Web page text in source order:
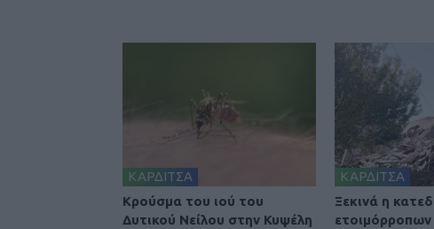
ΚΑΡΔΙΤΣΑ
Κρούσμα του ιού του
Δυτικού Νείλου στην Κυψέλη
ΚΑΡΔΙΤΣΑ
Ξεκινά η
ετοιμόρροπων